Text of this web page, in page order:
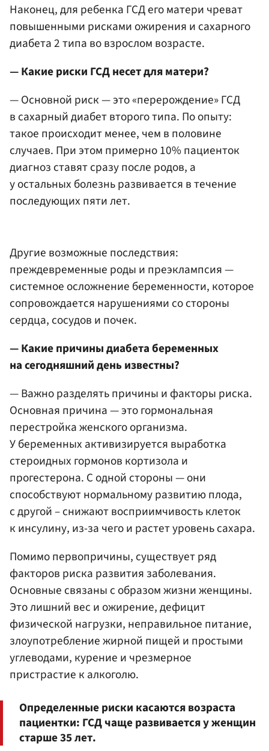
Наконец, для ребенка ГСД его матери чреват
повышенными рисками ожирения и сахарного
диабета 2 типа во взрослом возрасте.
— Какие риски ГСД несет для матери?
— Основной риск — это «перерождение» ГСД
в сахарный диабет второго типа. По опыту:
такое происходит менее, чем в половине
случаев. При этом примерно 10% пациенток
диагноз ставят сразу после родов, а
у остальных болезнь развивается в течение
последующих пяти лет.
Другие возможные последствия:
преждевременные роды и преэклампсия —
системное осложнение беременности, которое
сопровождается нарушениями со стороны
сердца, сосудов и почек.
— Какие причины диабета беременных
на сегодняшний день известны?
— Важно разделять причины и факторы риска.
Основная причина — это гормональная
перестройка женского организма.
У беременных активизируется выработка
стероидных гормонов кортизола и
прогестерона. С одной стороны — они
способствуют нормальному развитию плода,
с другой – снижают восприимчивость клеток
к инсулину, из-за чего и растет уровень сахара.
Помимо первопричины, существует ряд
факторов риска развития заболевания.
Основные связаны с образом жизни женщины.
Это лишний вес и ожирение, дефицит
физической нагрузки, неправильное питание,
злоупотребление жирной пищей и простыми
углеводами, курение и чрезмерное
пристрастие к алкоголю.
Определенные риски касаются возраста
пациентки: ГСД чаще развивается у женщин
старше 35 лет.